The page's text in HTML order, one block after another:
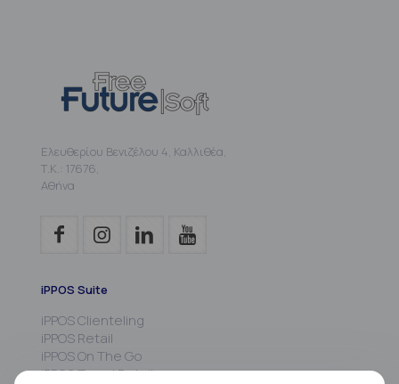
Ελευθερίου Βενιζέλου 4, Καλλιθέα,
Τ.Κ.: 17676,
Αθήνα
iPPOS Suite
iPPOS Clienteling
iPPOS Retail
iPPOS On The Go
iPPOS Travel Retail